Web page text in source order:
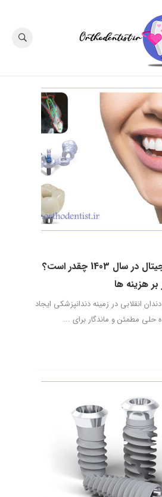
قیمت ایمپلنت دیجیتال در سال 1403 چقدر است؟
هزینه ها
انقلابی در زمینه دندانپزشکی ایجاد
حلی مطمئن و ماندگار برای ...